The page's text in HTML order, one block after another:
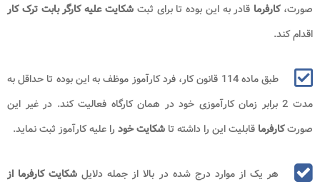
صورت،کارفرما قادر به این بوده تا برای ثبتشکایت علیه کارگر بابت ترک کار
اقدام کند.
طبق ماده 114 قانون کار، فرد کارآموز موظف به این بوده تا حداقل به
مدت 2 برابر زمان کارآموزی خود در همان کارگاه فعالیت کند. در غیر این
صورتکارفرما قابلیت این را داشته تا شکایت خود را علیه کارآموز ثبت نماید.
هر یک از موارد درج شده در بالا از جمله دلایل شکایت کارفرما از